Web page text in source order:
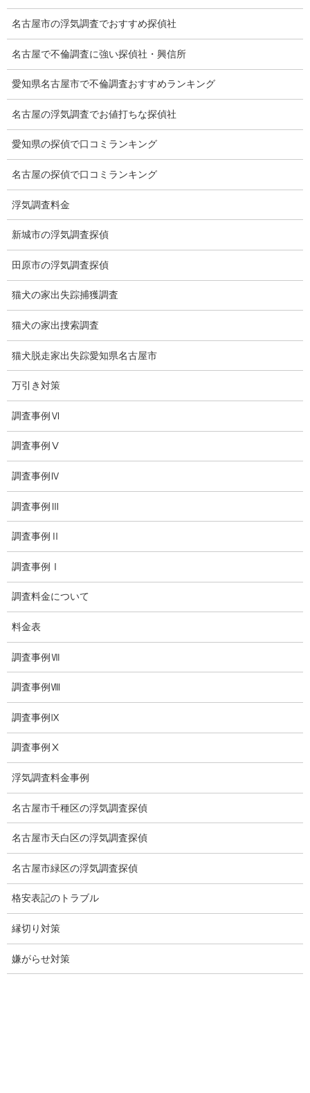
調査プランのご依頼の割合
慰謝料の相場
離婚手続
浮気をする人
探偵社の選び方
浮気度チェック
会社案内
損害保険調査
会社沿革
プライバシーポリシー
ブログ
探偵エッセイ
探偵コラム
探偵日記
夫婦の信頼関係
お知らせ
いじめ相談
子供の虐待
児童虐待防止対策
子供のいじめ相談
いじめ相談・愛知県名古屋
子供のいじめ問題・いじめ相談、小学生、中学生、高校生
日本版DBS
探偵学校
探偵塾
浮気調査専門
結婚前の行動調査
名古屋市の浮気調査でおすすめ探偵社
名古屋で不倫調査に強い探偵社・興信所
愛知県名古屋市で不倫調査おすすめランキング
名古屋の浮気調査でお値打ちな探偵社
愛知県の探偵で口コミランキング
名古屋の探偵で口コミランキング
浮気調査料金
新城市の浮気調査探偵
田原市の浮気調査探偵
猫犬の家出失踪捕獲調査
猫犬の家出捜索調査
猫犬脱走家出失踪愛知県名古屋市
万引き対策
調査事例Ⅵ
調査事例Ⅴ
調査事例Ⅳ
調査事例Ⅲ
調査事例Ⅱ
調査事例Ⅰ
調査料金について
料金表
調査事例Ⅶ
調査事例Ⅷ
調査事例Ⅸ
調査事例Ⅹ
浮気調査料金事例
名古屋市千種区の浮気調査探偵
名古屋市天白区の浮気調査探偵
名古屋市緑区の浮気調査探偵
格安表記のトラブル
縁切り対策
嫌がらせ対策